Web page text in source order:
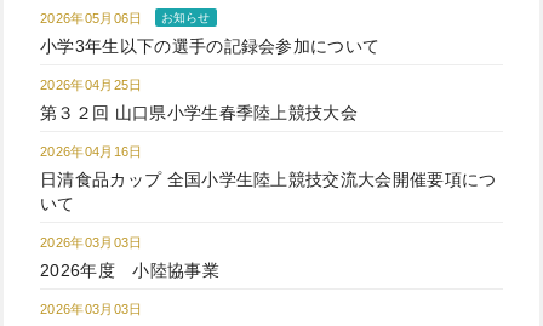
2026年05月06日 お知らせ
小学3年生以下の選手の記録会参加について
2026年04月25日
第３２回 山口県小学生春季陸上競技大会
2026年04月16日
日清食品カップ 全国小学生陸上競技交流大会開催要項につ
いて
2026年03月03日
2026年度 小陸協事業
2026年03月03日